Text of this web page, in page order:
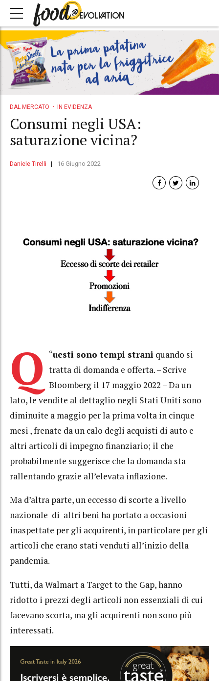
DAL MERCATO IN EVIDENZA
Consumi negli USA:
saturazione vicina?
Daniele Tirelli 16 Giugno 2022
“
Q uesti sono tempi strani quando si
tratta di domanda e offerta. – Scrive
Bloomberg il 17 maggio 2022 – Da un
lato, le vendite al dettaglio negli Stati Uniti sono
diminuite a maggio per la prima volta in cinque
mesi , frenate da un calo degli acquisti di auto e
altri articoli di impegno finanziario; il che
probabilmente suggerisce che la domanda sta
rallentando grazie all’elevata inflazione.
Ma d’altra parte, un eccesso di scorte a livello
nazionale di altri beni ha portato a occasioni
inaspettate per gli acquirenti, in particolare per gli
articoli che erano stati venduti all’inizio della
pandemia.
Tutti, da Walmart a Target to the Gap, hanno
ridotto i prezzi degli articoli non essenziali di cui
facevano scorta, ma gli acquirenti non sono più
interessati.